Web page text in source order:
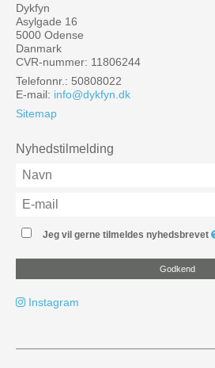
Dykfyn
Asylgade 16
5000 Odense
Danmark
CVR-nummer: 11806244
Telefonnr.: 50808022
E-mail: info@dykfyn.dk
Sitemap
Nyhedstilmelding
Jeg vil gerne tilmeldes nyhedsbrevet
Godkend
Instagram